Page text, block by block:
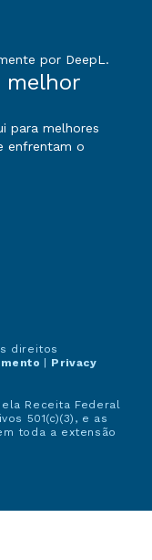
por DeepL.
para melhores
enfrentam o
direitos
Privacy
Receita Federal
501(c)(3), e as
toda a extensão